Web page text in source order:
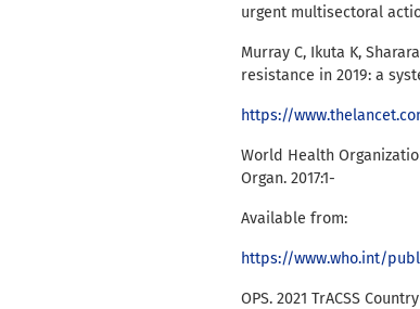
urgent multisectoral
Murray C, Ikuta K,
resistance in 2019: a
https://
World Health
Organ. 2017:1-
Available from:
https://www.who.int/
OPS. 2021 TrACSS